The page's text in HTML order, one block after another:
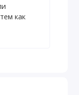
как